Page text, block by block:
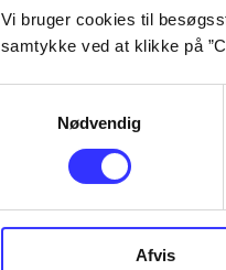
Vi bruger cookies til
samtykke ved at klikke på
Nødvendig
Afvis
...